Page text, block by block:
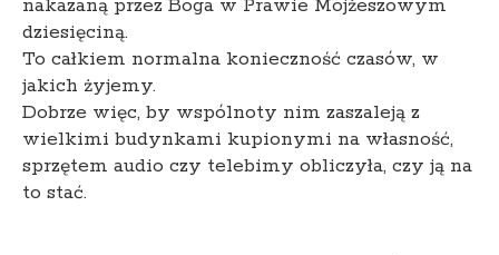
nakazaną przez Boga w Prawie Mojżeszowym
dziesięciną.
To całkiem normalna konieczność czasów, w
jakich żyjemy.
Dobrze więc, by wspólnoty nim zaszaleją z
wielkimi budynkami kupionymi na własność,
sprzętem audio czy telebimy obliczyła, czy ją na
to stać.